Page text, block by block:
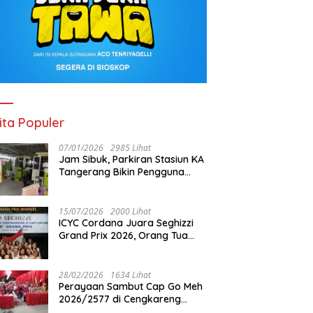
Populer
07/01/2026 2985 Lihat
Jam Sibuk, Parkiran Stasiun KA
Tangerang Bikin Pengguna
15/07/2026 2000 Lihat
ICYC Cordana Juara Seghizzi
Grand Prix 2026, Orang Tua
Indonesia
28/02/2026 1634 Lihat
Perayaan Sambut Cap Go Meh
2026/2577 di Cengkareng